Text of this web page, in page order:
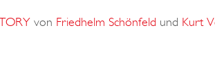
von Friedhelm Schönfeld und Kurt